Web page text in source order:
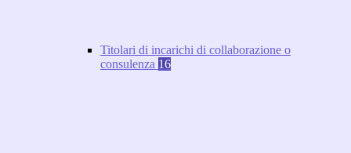
Titolari di incarichi di collaborazione o
consulenza 16